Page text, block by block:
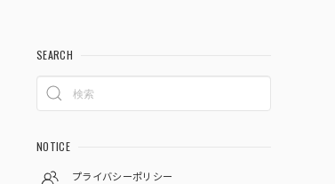
SEARCH
NOTICE
プライバシーポリシー